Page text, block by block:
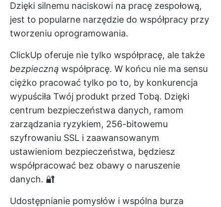
Dzięki silnemu naciskowi na pracę zespołową,
jest to popularne narzędzie do współpracy przy
tworzeniu oprogramowania.
ClickUp oferuje nie tylko współpracę, ale także
bezpieczną współpracę. W końcu nie ma sensu
ciężko pracować tylko po to, by konkurencja
wypuściła Twój produkt przed Tobą. Dzięki
centrum bezpieczeństwa danych, ramom
zarządzania ryzykiem, 256-bitowemu
szyfrowaniu SSL i zaawansowanym
ustawieniom bezpieczeństwa, będziesz
współpracować bez obawy o naruszenie
danych. 🔐
Udostępnianie pomysłów i wspólna burza